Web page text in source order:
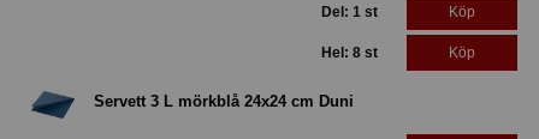
Del: 1 st Köp
Hel: 8 st Köp
Servett 3 L mörkblå 24x24 cm Duni